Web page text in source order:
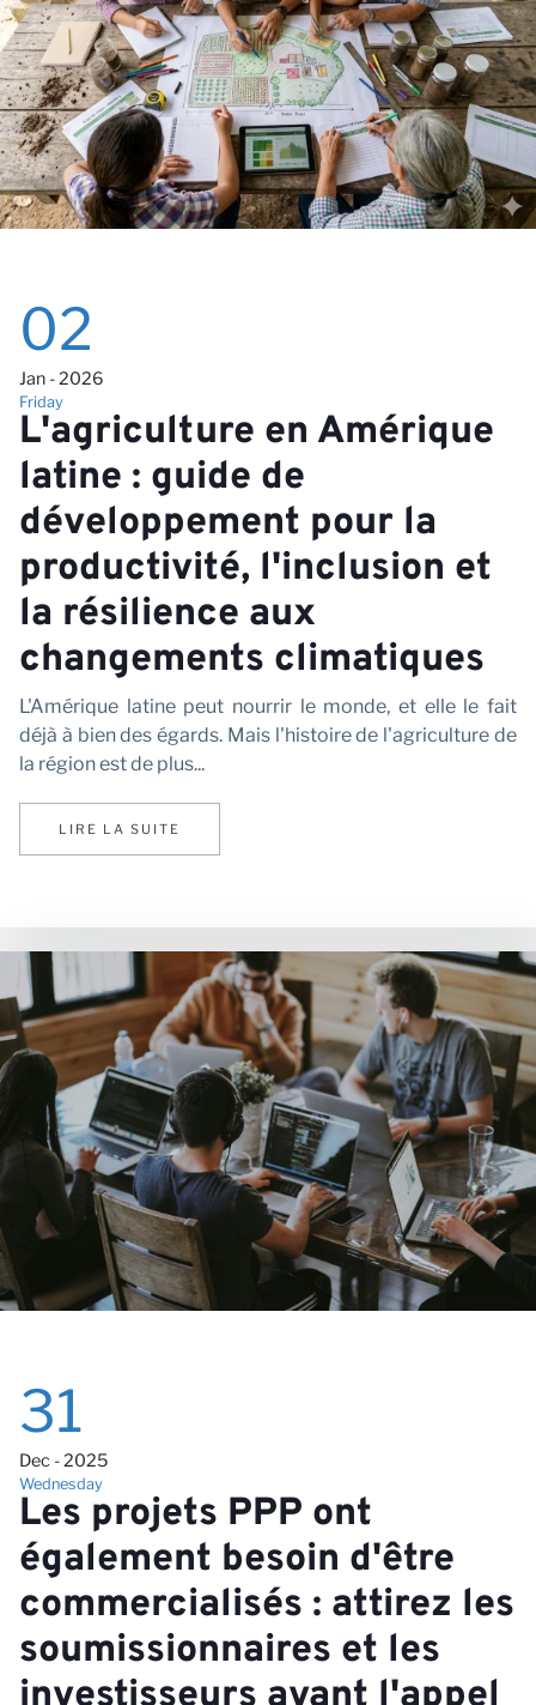
02
Jan - 2026
Friday
L'agriculture en Amérique
latine : guide de
développement pour la
productivité, l'inclusion et
la résilience aux
changements climatiques
L'Amérique latine peut nourrir le monde, et elle le fait
déjà à bien des égards. Mais l'histoire de l'agriculture de
la région est de plus...
LIRE LA SUITE
31
Dec - 2025
Wednesday
Les projets PPP ont
également besoin d'être
commercialisés : attirez les
soumissionnaires et les